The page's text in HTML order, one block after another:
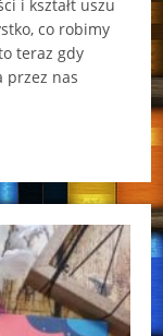
i kształt uszu
co robimy
teraz gdy
przez nas